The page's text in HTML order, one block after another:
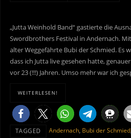
„Jutta Weinhold Band“ gastierte die
Swordbrothers Festival in Andernach.
alter Weggefährte Bubi der Schmied. Es
dass ich Jutta live gesehen hatte,
vor 23 (!!!) Jahren. Umso mehr war ich
WEITERLESEN!
TAGGED Andernach, Bubi der Schmied,